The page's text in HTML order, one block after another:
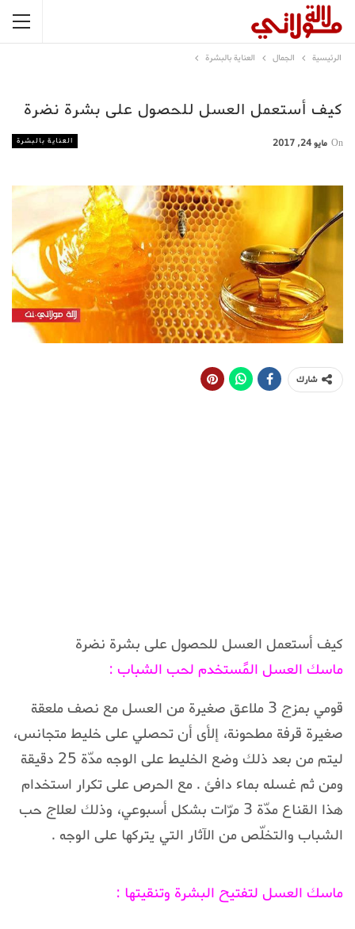
الرئيسية الجمال العناية بالبشرة
كيف أستعمل العسل للحصول على بشرة نضرة
العناية بالبشرة On مايو 24, 2017
شارك
كيف أستعمل العسل للحصول على بشرة نضرة
ماسك العسل المًستخدم لحب الشباب :
قومي بمزج 3 ملاعق صغيرة من العسل مع نصف ملعقة
صغيرة قرفة مطحونة، إلأى أن تحصلي على خليط متجانس،
ليتم من بعد ذلك وضع الخليط على الوجه مدّة 25 دقيقة
ومن ثم غسله بماء دافئ . مع الحرص على تكرار استخدام
هذا القناع مدّة 3 مرّات بشكل أسبوعي، وذلك لعلاج حب
الشباب والتخلّص من الآثار التي يتركها على الوجه .
ماسك العسل لتفتيح البشرة وتنقيتها :